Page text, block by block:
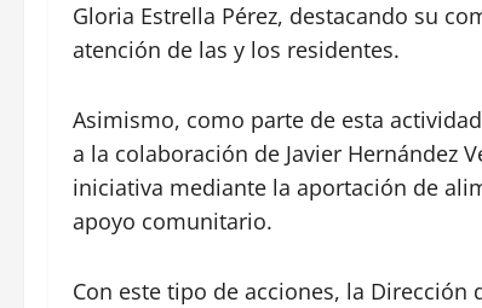
Gloria Estrella Pérez, destacando su
atención de las y los residentes.
Asimismo, como parte de esta
a la colaboración de Javier Hernández
iniciativa mediante la aportación de
apoyo comunitario.
Con este tipo de acciones, la